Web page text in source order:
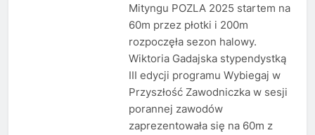
Mityngu POZLA 2025 startem na
60m przez płotki i 200m
rozpoczęła sezon halowy.
Wiktoria Gadajska stypendystką
III edycji programu Wybiegaj w
Przyszłość Zawodniczka w sesji
porannej zawodów
zaprezentowała się na 60m z